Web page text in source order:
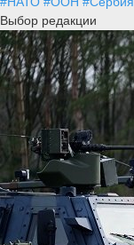
Выбор редакции